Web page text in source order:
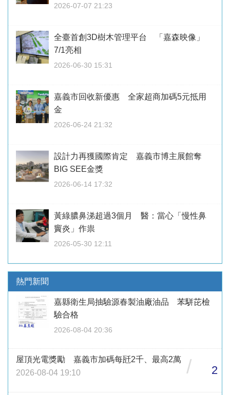
2026-07-07 21:23
全臺首創3D樹木管理平台 「嘉森映像」
7/1亮相
2026-06-30 15:31
嘉義市回收新優惠 全家超商加碼5元抵用
金
2026-06-24 21:32
設計力再獲國際肯定 嘉義市博主展館奪
BIG SEE金獎
2026-06-14 17:32
黃綠膿鼻涕超過3個月 醫：當心「慢性鼻
竇炎」作祟
2026-05-30 12:11
熱門新聞
嘉縣衛生局抽驗源春製油廠油品 苯駢芘檢
驗合格
2026-08-04 20:36
屋頂光電獎勵 嘉義市加碼每瓩2千、最高2萬
2026-08-04 19:10
/ 2